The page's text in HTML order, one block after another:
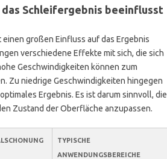
Schleifergebnis beeinflusst
großen Einfluss auf das Ergebnis
verschiedene Effekte mit sich, die sich
Geschwindigkeiten können zum
Zu niedrige Geschwindigkeiten hingegen
Ergebnis. Es ist darum sinnvoll, die
Zustand der Oberfläche anzupassen.
TYPISCHE
ANWENDUNGSBEREICHE